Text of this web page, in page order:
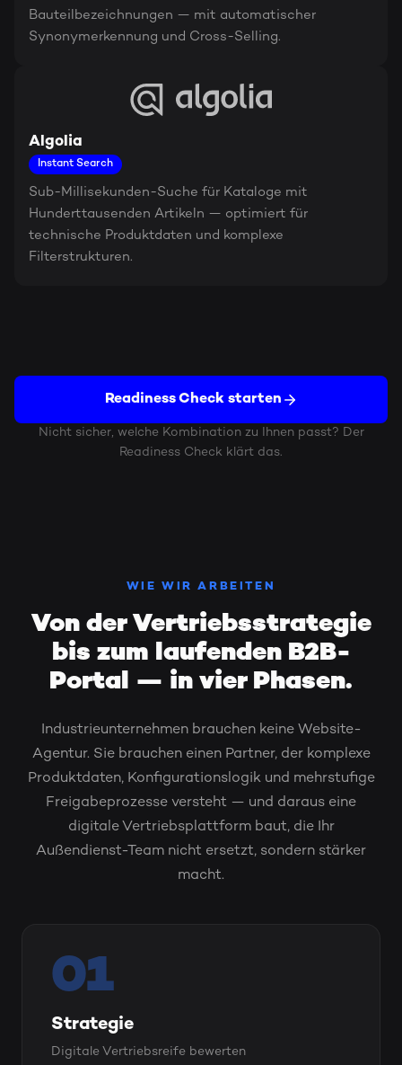
Bauteilbezeichnungen — mit automatischer
Synonymerkennung und Cross-Selling.
Algolia
Instant Search
Sub-Millisekunden-Suche für Kataloge mit
Hunderttausenden Artikeln — optimiert für
technische Produktdaten und komplexe
Filterstrukturen.
Readiness Check starten
Nicht sicher, welche Kombination zu Ihnen passt? Der
Readiness Check klärt das.
WIE WIR ARBEITEN
Von der Vertriebsstrategie
bis zum laufenden B2B-
Portal — in vier Phasen.
Industrieunternehmen brauchen keine Website-
Agentur. Sie brauchen einen Partner, der komplexe
Produktdaten, Konfigurationslogik und mehrstufige
Freigabeprozesse versteht — und daraus eine
digitale Vertriebsplattform baut, die Ihr
Außendienst-Team nicht ersetzt, sondern stärker
macht.
01
Strategie
Digitale Vertriebsreife bewerten